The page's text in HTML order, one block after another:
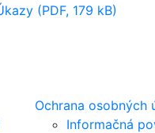
(PDF, 179 kB)
Ochrana osobných
Informačná